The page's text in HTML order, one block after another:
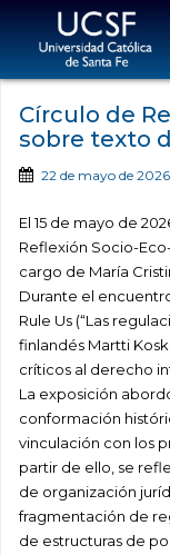
Círculo de
sobre texto
22 de mayo de 2026
El 15 de mayo de
Reflexión Socio-
cargo de María
Durante el
Rule Us (“Las
finlandés Martti
críticos al derecho
La exposición
conformación
vinculación con los
partir de ello, se
de organización
fragmentación de
de estructuras de